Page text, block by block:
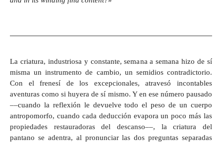
La criatura, industriosa y constante, semana a semana hizo de sí
misma un instrumento de cambio, un semidios contradictorio.
Con el frenesí de los excepcionales, atravesó incontables
aventuras como si huyera de sí mismo. Y en ese número pausado
––cuando la reflexión le devuelve todo el peso de un cuerpo
antropomorfo, cuando cada deducción evapora un poco más las
propiedades restauradoras del descanso––, la criatura del
pantano se adentra, al pronunciar las dos preguntas separadas